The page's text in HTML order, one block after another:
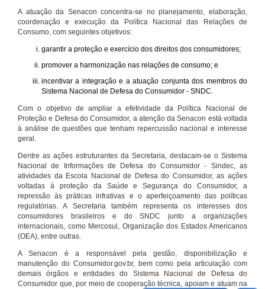
A atuação da Senacon concentra-se no planejamento, elaboração,
coordenação e execução da Política Nacional das Relações de
Consumo, com seguintes objetivos:
garantir a proteção e exercício dos direitos dos consumidores;
promover a harmonização nas relações de consumo; e
incentivar a integração e a atuação conjunta dos membros do
Sistema Nacional de Defesa do Consumidor - SNDC.
Com o objetivo de ampliar a efetividade da Política Nacional de
Proteção e Defesa do Consumidor, a atenção da Senacon está voltada
à análise de questões que tenham repercussão nacional e interesse
geral.
Dentre as ações estruturantes da Secretaria, destacam-se o Sistema
Nacional de Informações de Defesa do Consumidor - Sindec, as
atividades da Escola Nacional de Defesa do Consumidor, as ações
voltadas à proteção da Saúde e Segurança do Consumidor, a
repressão às práticas infrativas e o aperfeiçoamento das políticas
regulatórias. A Secretaria também representa os interesses dos
consumidores brasileiros e do SNDC junto a organizações
internacionais, como Mercosul, Organização dos Estados Americanos
(OEA), entre outras.
A Senacon é a responsável pela gestão, disponibilização e
manutenção do Consumidor.gov.br, bem como pela articulação com
demais órgãos e entidades do Sistema Nacional de Defesa do
Consumidor que, por meio de cooperação técnica, apoiam e atuam na